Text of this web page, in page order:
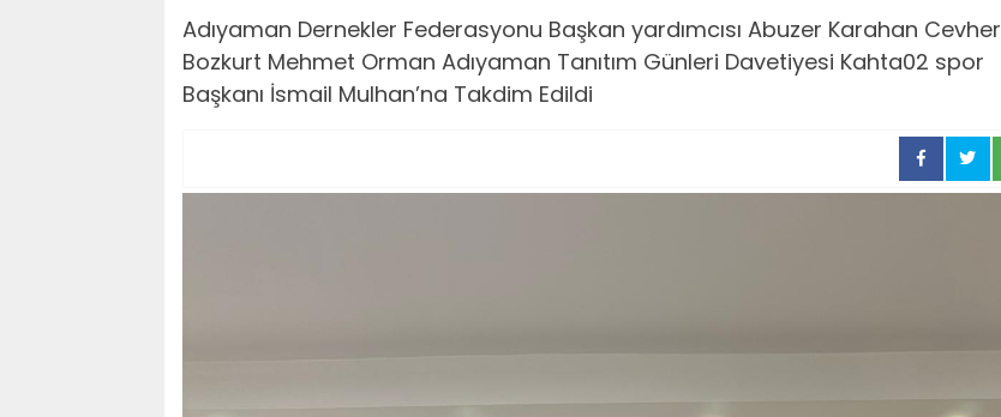
Adıyaman Dernekler Federasyonu Başkan yardımcısı Abuzer Karahan Cevher
Bozkurt Mehmet Orman Adıyaman Tanıtım Günleri Davetiyesi Kahta02 spor
Başkanı İsmail Mulhan’na Takdim Edildi